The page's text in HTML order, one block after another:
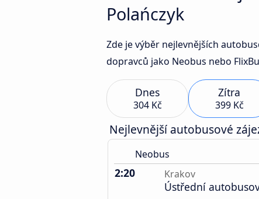
Polańczyk
Zde je výběr nejlevnějších
dopravců jako Neobus nebo
Dnes
304 Kč
Zítra
399 Kč
Nejlevnější autobusové
Neobus
2:20 Krakov
Ústřední